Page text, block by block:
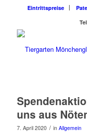
Eintrittspreise
uns aus
7. April 2020 / in Allgemein